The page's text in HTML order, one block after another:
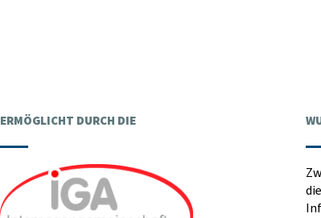
ERMÖGLICHT DURCH DIE